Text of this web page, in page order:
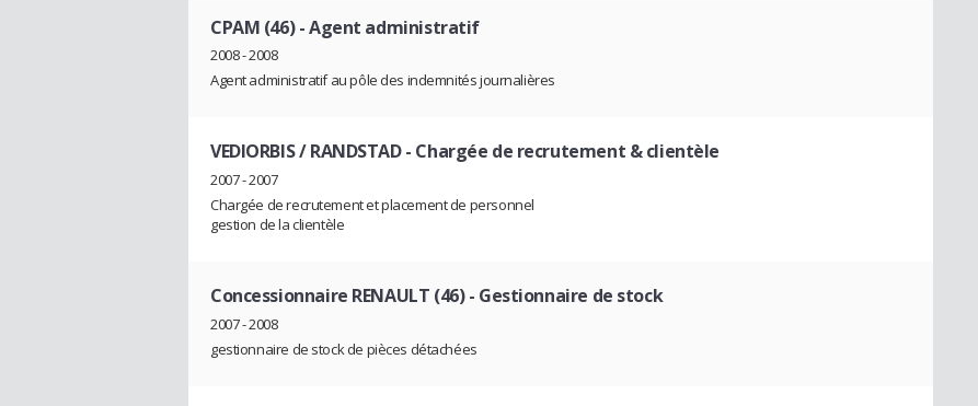
CPAM (46)- Agent administratif
2008 - 2008
Agent administratif au pôle des indemnités journalières
VEDIORBIS / RANDSTAD- Chargée de recrutement & clientèle
2007 - 2007
Chargée de recrutement et placement de personnel
gestion de la clientèle
Concessionnaire RENAULT (46)- Gestionnaire de stock
2007 - 2008
gestionnaire de stock de pièces détachées